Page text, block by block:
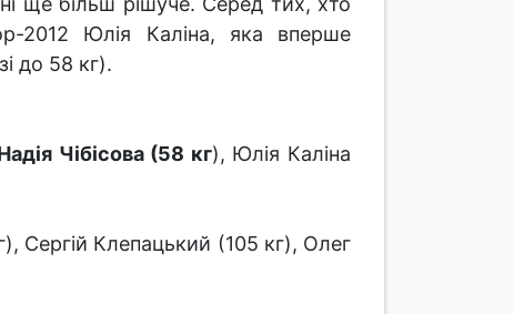
2012 Юлія Каліна, яка вперше
до 58 кг).
Чібісова (58 кг), Юлія Каліна
Сергій Клепацький (105 кг), Олег